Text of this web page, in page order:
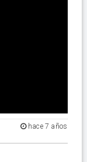
hace 7 años